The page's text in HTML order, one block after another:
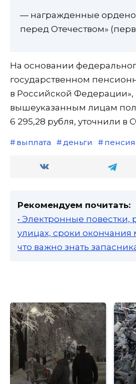
— награжденные
перед Отечеством»
На основании
государственном
в Российской Федерации»,
вышеуказанным лицам
6 295,28 рубля, уточнили в
выплата деньги пенсия
Рекомендуем почитать:
• Электронные повестки,
улицах, сроки
что важно знать